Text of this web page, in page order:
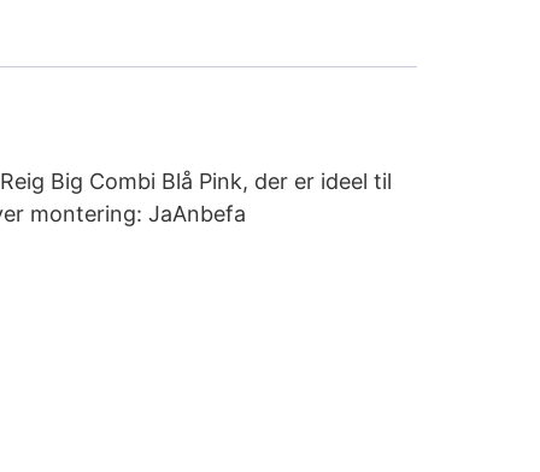
Big Combi Blå Pink, der er ideel til
montering: JaAnbefa